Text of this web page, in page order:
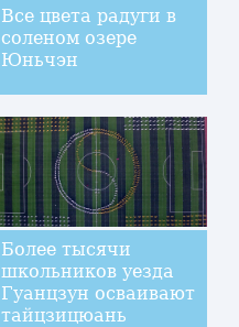
Все цвета радуги в
соленом озере
Юньчэн
Более тысячи
школьников уезда
Гуанцзун осваивают
тайцзицюань